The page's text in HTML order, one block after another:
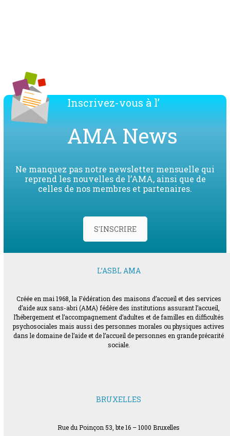
Inscrivez-vous à l’
AMA News
Ne manquez pas notre newsletter mensuelle qui
reprend les nouvelles de l’AMA, ainsi que de
celles de nos membres et partenaires.
S'INSCRIRE
L’ASBL AMA
Créée en mai 1968, la Fédération des maisons d’accueil et des services
d’aide aux sans-abri (AMA) fédère des institutions assurant l’accueil,
l’hébergement et l’accompagnement d’adultes et de familles en difficultés
psychosociales mais aussi des personnes morales ou physiques actives
dans le domaine de l’aide et de l’accueil de personnes en grande précarité
sociale.
BRUXELLES
Rue du Poinçon 53, bte 16 – 1000 Bruxelles